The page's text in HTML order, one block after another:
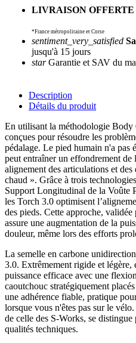
LIVRAISON OFFERTE
*France métropolitaine et Corse
sentiment_very_satisfied
jusqu'à 15 jours
starGarantie et SAV du
Description
Détails du produit
En utilisant la méthodologie Body
conçues pour résoudre les
pédalage. Le pied humain n'a pas
peut entraîner un effondrement
alignement des articulations et
chaud ». Grâce à trois
Support Longitudinal de la Voûte
les Torch 3.0 optimisent
des pieds. Cette approche, validée
assure une augmentation de la
douleur, même lors des efforts
La semelle en carbone
3.0. Extrêmement rigide et légère,
puissance efficace avec une
caoutchouc stratégiquement
une adhérence fiable, pratique
lorsque vous n'êtes pas sur le
de celle des S-Works, se distingue
qualités techniques.